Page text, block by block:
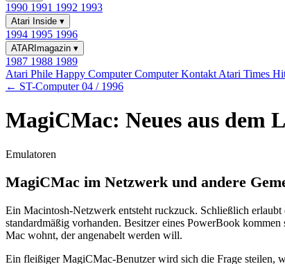
1990 1991 1992 1993
Atari Inside ▾
1994 1995 1996
ATARImagazin ▾
1987 1988 1989
Atari Phile Happy ComputerComputer Kontakt Atari Times
← ST-Computer 04 / 1996
MagiCMac: Neues aus dem
Emulatoren
MagiCMac im Netzwerk und andere
Ein Macintosh-Netzwerk entsteht ruckzuck. Schließlich
standardmäßig vorhanden. Besitzer eines PowerBook
Mac wohnt, der angenabelt werden will.
Ein fleißiger MagiCMac-Benutzer wird sich die Frage steilen,